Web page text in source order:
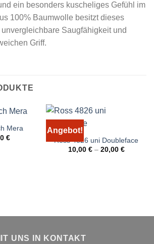
ein besonders kuscheliges Gefühl im
100% Baumwolle besitzt dieses
Saugfähigkeit und
Griff.
Mera
€Aktueller
Angebot!
Ross 4826 uni Doubleface
10,00 €– 20,00 €
UNS IN KONTAKT